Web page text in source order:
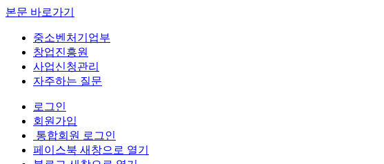
본문 바로가기
중소벤처기업부
창업진흥원
사업신청관리
자주하는 질문
로그인
회원가입
통합회원 로그인
페이스북 새창으로 열기